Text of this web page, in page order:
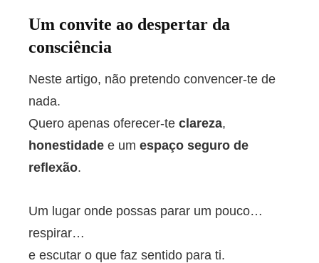
Um convite ao despertar da
consciência
Neste artigo, não pretendo convencer-te de
nada.
Quero apenas oferecer-te clareza,
honestidade e um espaço seguro de
reflexão.
Um lugar onde possas parar um pouco…
respirar…
e escutar o que faz sentido para ti.